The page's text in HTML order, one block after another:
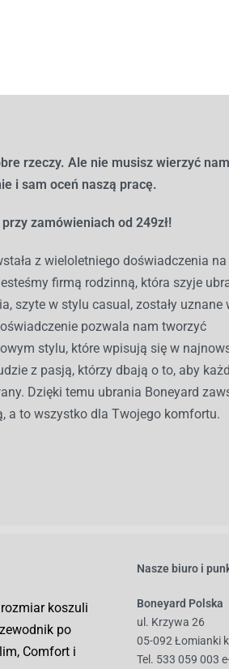
rzeczy. Ale nie musisz wierzyć
i sam oceń naszą pracę.
zamówieniach od 249zł!
z wieloletniego doświadczenia na
firmą rodzinną, która szyje
szyte w stylu casual, zostały uznane
pozwala nam tworzyć
stylu, które wpisują się w
z pasją, którzy dbają o to, aby
Dzięki temu ubrania Boneyard
a to wszystko dla Twojego komfortu.
koszuli
po
Comfort i
Nasze biuro i
Boneyard Polska
ul. Krzywa 26
05-092 Łomianki
Tel. 533 059 003